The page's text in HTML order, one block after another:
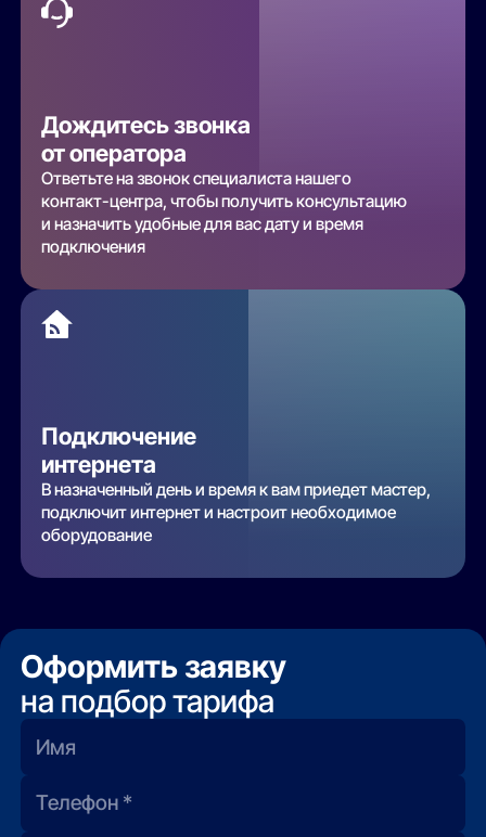
Дождитесь звонка
от оператора
Ответьте на звонок специалиста нашего
контакт-центра, чтобы получить консультацию
и назначить удобные для вас дату и время
подключения
Подключение
интернета
В назначенный день и время к вам приедет мастер,
подключит интернет и настроит необходимое
оборудование
Оформить заявку
на подбор тарифа